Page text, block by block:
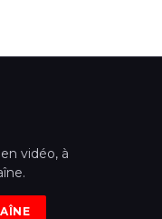
vidéo, à